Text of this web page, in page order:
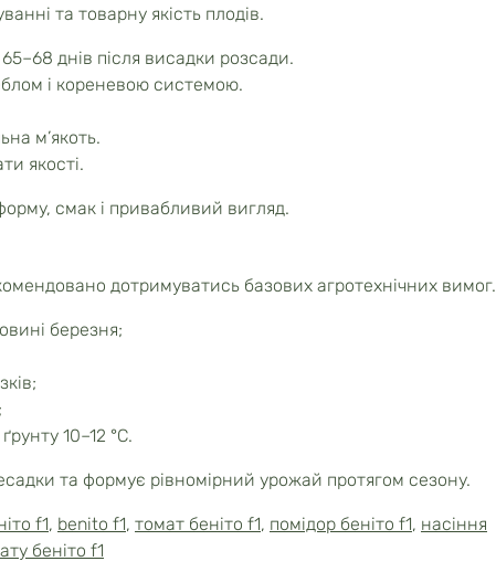
та товарну якість плодів.
днів після висадки розсади.
і кореневою системою.
м’якоть.
якості.
смак і привабливий вигляд.
дотримуватись базових агротехнічних вимог.
березня;
10–12 °C.
та формує рівномірний урожай протягом сезону.
f1, benito f1, томат беніто f1, помідор беніто f1, насіння
беніто f1